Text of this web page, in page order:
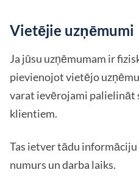
Vietējie uzņēmumi
Ja jūsu uzņēmumam ir
pievienojot vietējo
varat ievērojami palielināt
klientiem.
Tas ietver tādu
numurs un darba laiks.